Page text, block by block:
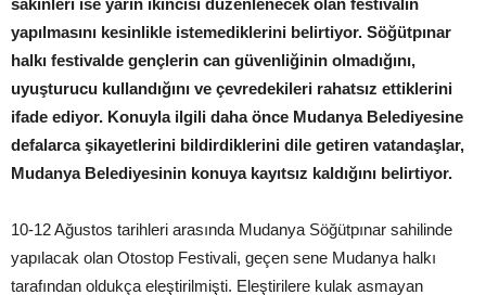
sakinleri ise yarın ikincisi düzenlenecek olan festivalin
yapılmasını kesinlikle istemediklerini belirtiyor. Söğütpınar
halkı festivalde gençlerin can güvenliğinin olmadığını,
uyuşturucu kullandığını ve çevredekileri rahatsız ettiklerini
ifade ediyor. Konuyla ilgili daha önce Mudanya Belediyesine
defalarca şikayetlerini bildirdiklerini dile getiren vatandaşlar,
Mudanya Belediyesinin konuya kayıtsız kaldığını belirtiyor.
10-12 Ağustos tarihleri arasında Mudanya Söğütpınar sahilinde
yapılacak olan Otostop Festivali, geçen sene Mudanya halkı
tarafından oldukça eleştirilmişti. Eleştirilere kulak asmayan